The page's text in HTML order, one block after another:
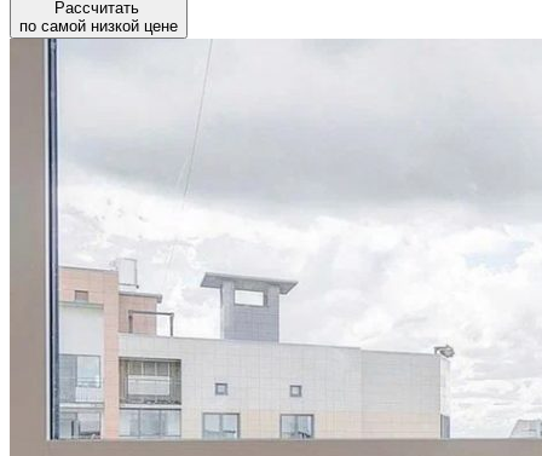
Рассчитать
по самой низкой цене